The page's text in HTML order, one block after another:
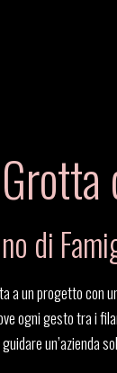
Grotta
di
a un progetto
ogni gesto tra i
un’azienda